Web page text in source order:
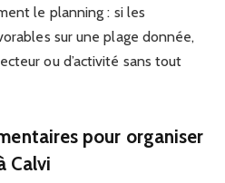
le planning : si les
sur une plage donnée,
ou d’activité sans tout
pour organiser
Calvi